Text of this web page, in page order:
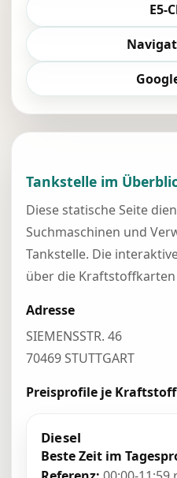
E5-
Tankstelle im
Diese statische Seite
Suchmaschinen und
Tankstelle. Die
über die
Adresse
SIEMENSSTR. 46
70469 STUTTGART
Preisprofile je Kraftstoff
Diesel
Beste Zeit im